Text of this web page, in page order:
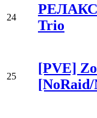
24
РЕЛАКС
Trio
25
[PVE]